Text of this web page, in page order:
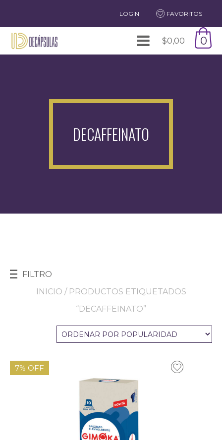
LOGIN FAVORITOS
$0,00 0
DECAFFEINATO
FILTRO
INICIO / PRODUCTOS ETIQUETADOS
“DECAFFEINATO”
7% OFF